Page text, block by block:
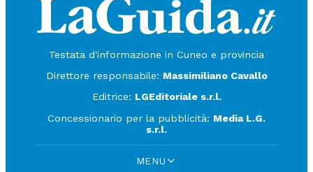
Testata d'informazione in Cuneo e provincia
Direttore responsabile: Massimiliano Cavallo
Editrice: LGEditoriale s.r.l.
Concessionario per la pubblicità: Media L.G.
s.r.l.
MENU